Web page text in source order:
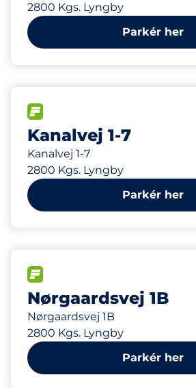
2800 Kgs. Lyngby
Parkér her
Kanalvej 1-7
Kanalvej 1-7
2800 Kgs. Lyngby
481 m
Parkér her
Nørgaardsvej 1B
Nørgaardsvej 1B
2800 Kgs. Lyngby
635 m
Parkér her